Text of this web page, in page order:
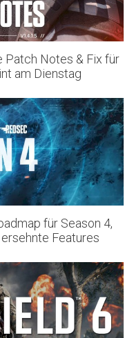
Patch Notes & Fix für
am Dienstag
für Season 4,
Features